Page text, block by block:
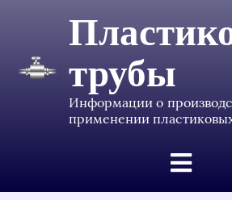
трубы
Информации о
применении